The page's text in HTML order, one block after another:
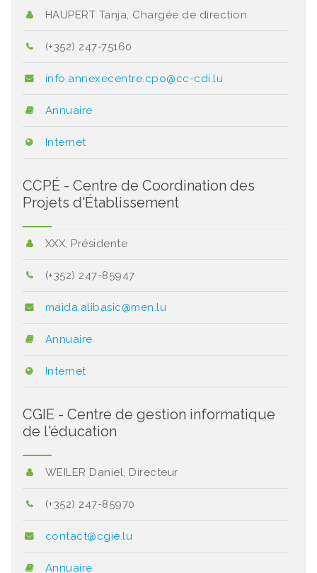
HAUPERT Tanja, Chargée de direction
(+352) 247-75160
info.annexecentre.cpo@cc-cdi.lu
Annuaire
Internet
CCPÉ - Centre de Coordination des
Projets d'Établissement
XXX, Présidente
(+352) 247-85947
maida.alibasic@men.lu
Annuaire
Internet
CGIE - Centre de gestion informatique
de l'éducation
WEILER Daniel, Directeur
(+352) 247-85970
contact@cgie.lu
Annuaire